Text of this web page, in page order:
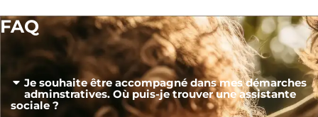
FAQ
Je souhaite être accompagné dans mes démarches
adminstratives. Où puis-je trouver une assistante
sociale ?